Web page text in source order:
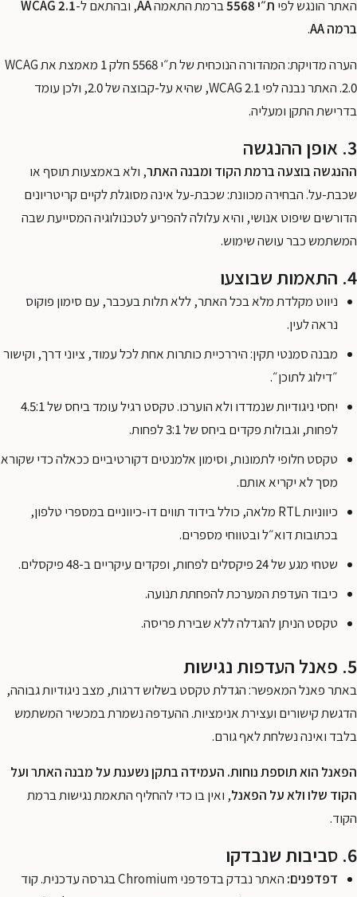
האתר הונגש לפי ת״י 5568 ברמת התאמהAA, ובהתאם ל-WCAG 2.1
ברמה AA
.
הערה מדויקת: המהדורה הנוכחית של ת״י 5568 חלק 1 מאמצת את WCAG
2.0. האתר נבנה לפי WCAG 2.1, שהיא על-קבוצה של 2.0, ולכן עומד
בדרישת התקן ומעליה.
3. אופן ההנגשה
ההנגשה בוצעה ברמת הקוד ומבנה האתר, ולא באמצעות תוסף או
שכבת-על. הבחירה מכוונת: שכבת-על אינה מסוגלת לקיים קריטריונים
הדורשים שיפוט אנושי, והיא עלולה להפריע לטכנולוגיה המסייעת שבה
המשתמש כבר עושה שימוש.
4. התאמות שבוצעו
ניווט מקלדת מלא בכל האתר, ללא תלות בעכבר, עם סימון פוקוס
נראה לעין.
מבנה סמנטי תקין: היררכיית כותרות אחת לכל עמוד, ציוני דרך, וקישור
״דילוג לתוכן״.
יחסי ניגודיות שנמדדו ולא הוערכו. טקסט רגיל עומד ביחס של 4.5:1
לפחות, וגבולות פקדים ביחס של 3:1 לפחות.
טקסט חלופי לתמונות, וסימון אלמנטים דקורטיביים ככאלה כדי שקורא
מסך לא יקריא אותם.
כיווניות RTL מלאה, כולל בידוד תווים דו-כיווניים במספרי טלפון,
בכתובות דוא״ל ובטווחי מספרים.
שטחי מגע של 24 פיקסלים לפחות, ופקדים עיקריים ב-48 פיקסלים.
כיבוד העדפת המערכת להפחתת תנועה.
טקסט הניתן להגדלה ללא שבירת פריסה.
5. פאנל העדפות נגישות
באתר פאנל המאפשר: הגדלת טקסט בשלוש דרגות, מצב ניגודיות גבוהה,
הדגשת קישורים ועצירת אנימציות. ההעדפה נשמרת במכשיר המשתמש
בלבד ואינה נשלחת לאף גורם.
הפאנל הוא תוספת נוחות. העמידה בתקן נשענת על מבנה האתר ועל
הקוד שלו ולא על הפאנל, ואין בו כדי להחליף התאמת נגישות ברמת
הקוד.
6. סביבות שנבדקו
דפדפנים:
האתר נבדק בדפדפני Chromium בגרסה עדכנית. קוד